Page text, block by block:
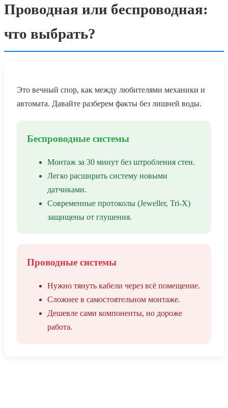
Проводная или беспроводная:
что выбрать?
Это вечный спор, как между любителями механики и
автомата. Давайте разберем факты без лишней воды.
Беспроводные системы
Монтаж за 30 минут без штробления стен.
Легко расширить систему новыми
датчиками.
Современные протоколы (Jeweller, Tri-X)
защищены от глушения.
Проводные системы
Нужно тянуть кабели через всё помещение.
Сложнее в самостоятельном монтаже.
Дешевле сами компоненты, но дороже
работа.